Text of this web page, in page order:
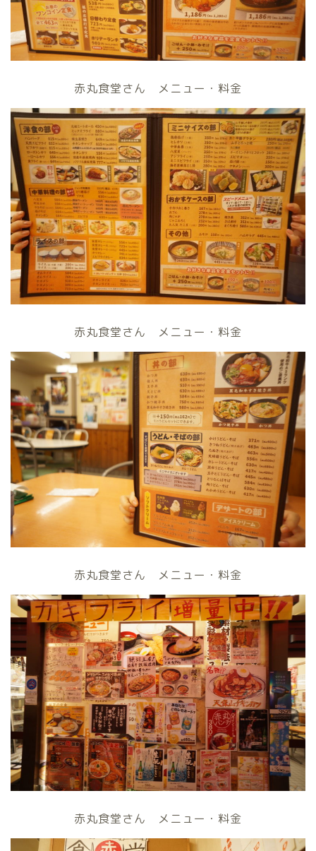
赤丸食堂さん メニュー・料金
赤丸食堂さん メニュー・料金
赤丸食堂さん メニュー・料金
赤丸食堂さん メニュー・料金